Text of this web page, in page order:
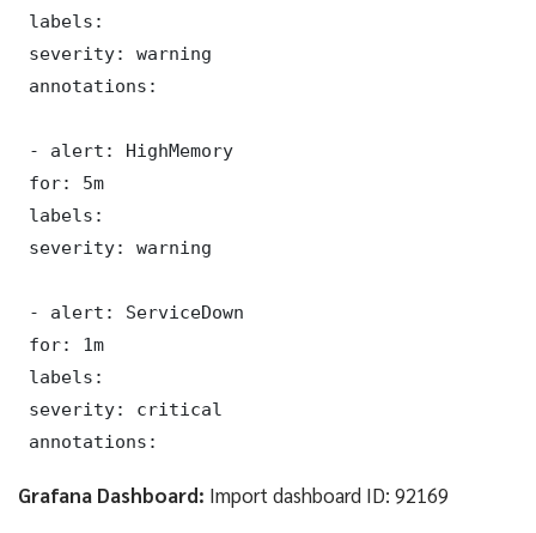
labels:
severity: warning
annotations:
- alert: HighMemory
for: 5m
labels:
severity: warning
- alert: ServiceDown
for: 1m
labels:
severity: critical
annotations:
Grafana Dashboard: Import dashboard ID: 92169